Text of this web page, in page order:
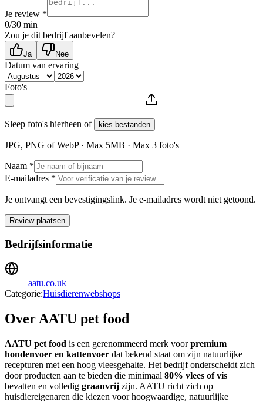
Je review *
0/30 min
Zou je dit bedrijf aanbevelen?
Ja Nee
Datum van ervaring
Foto's
Sleep foto's hierheen of kies bestanden
JPG, PNG of WebP · Max 5MB · Max 3 foto's
Naam *
E-mailadres *
Je ontvangt een bevestigingslink. Je e-mailadres wordt niet getoond.
Review plaatsen
Bedrijfsinformatie
aatu.co.uk
Categorie:Huisdierenwebshops
Over AATU pet food
AATU pet food is een gerenommeerd merk voorpremium
hondenvoer en kattenvoer dat bekend staat om zijn natuurlijke
recepturen met een hoog vleesgehalte. Het bedrijf onderscheidt zich
door producten aan te bieden die minimaal 80% vlees of vis
bevatten en volledig graanvrij zijn. AATU richt zich op
huisdiereigenaren die kiezen voor hoogwaardige, natuurlijke